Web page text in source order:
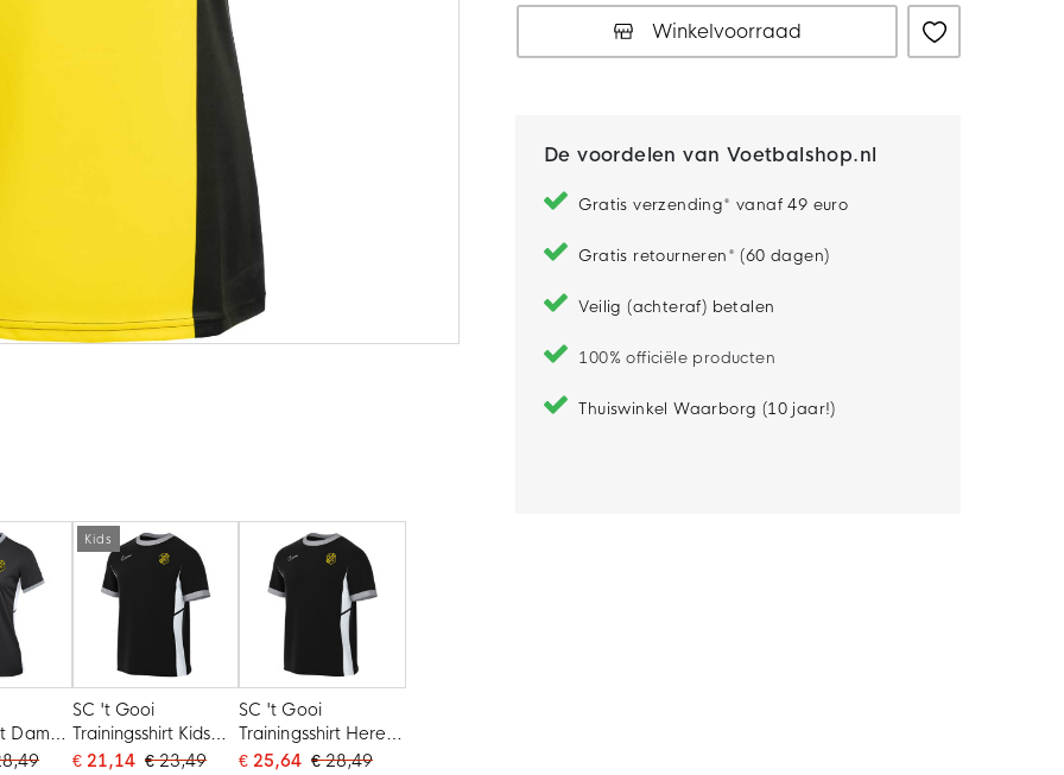
Winkelvoorraad
De voordelen van Voetbalshop.nl
Gratis verzending* vanaf 49 euro
Gratis retourneren* (60 dagen)
Veilig (achteraf) betalen
100% officiële producten
Thuiswinkel Waarborg (10 jaar!)
Dames
Kids
SC 't Gooi
Trainingsshirt Kids
Zwart Wit
€ 21,14 € 23,49
SC 't Gooi
Trainingsshirt Heren
Zwart Wit
€ 25,64 € 28,49